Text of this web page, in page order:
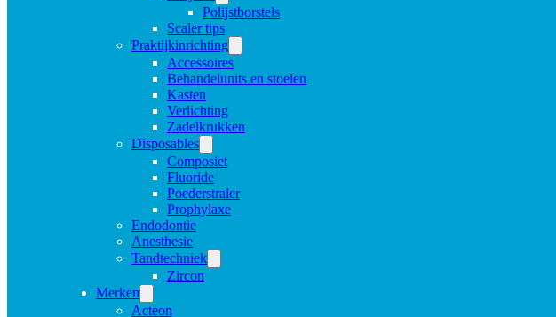
Polijstborstels
Scaler tips
Praktijkinrichting
Accessoires
Behandelunits en stoelen
Kasten
Verlichting
Zadelkrukken
Disposables
Composiet
Fluoride
Poederstraler
Prophylaxe
Endodontie
Anesthesie
Tandtechniek
Zircon
Merken
Acteon